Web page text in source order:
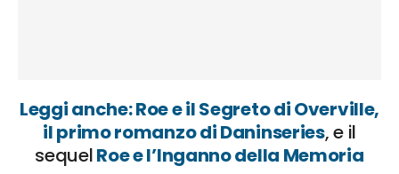
Leggi anche: Roe e il Segreto di Overville,
il primo romanzo di Daninseries, e il
sequelRoe e l’Inganno della Memoria